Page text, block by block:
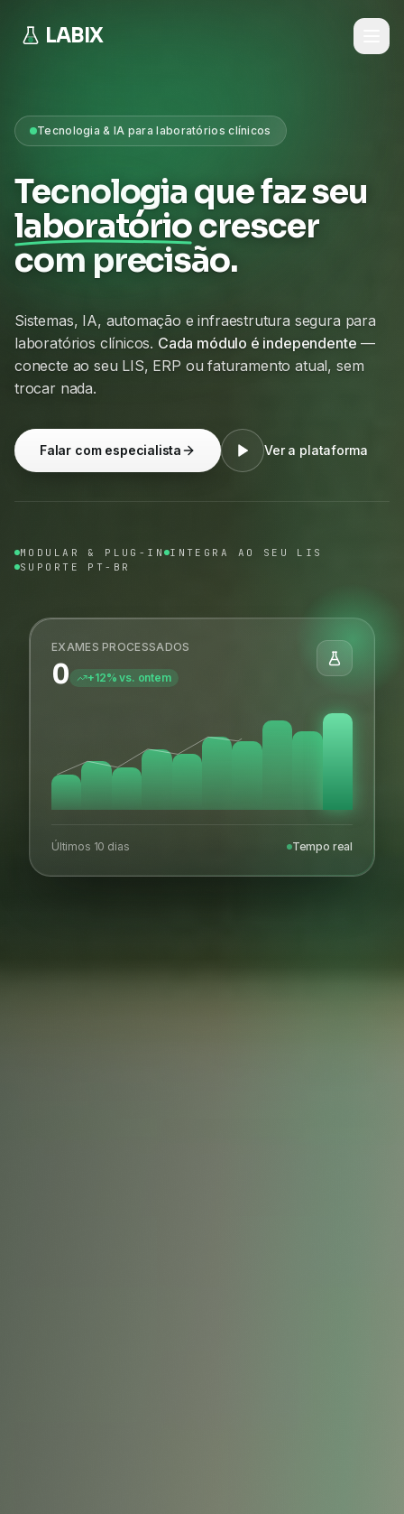
LABIX
Tecnologia & IA para laboratórios clínicos
Tecnologia que faz seu
laboratóriocrescer
com precisão.
Sistemas, IA, automação e infraestrutura segura para
laboratórios clínicos. Cada módulo é independente —
conecte ao seu LIS, ERP ou faturamento atual, sem
trocar nada.
Falar com especialista Ver a plataforma
MODULAR & PLUG-IN INTEGRA AO SEU LIS
SUPORTE PT-BR
EXAMES PROCESSADOS
0 +12% vs. ontem
Últimos 10 dias Tempo real